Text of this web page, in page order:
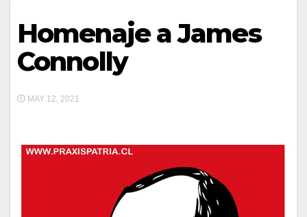
Homenaje a James
Connolly
MAY 12, 2021